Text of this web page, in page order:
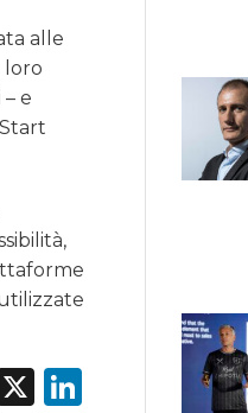
alle
loro
e
X LinkedIn